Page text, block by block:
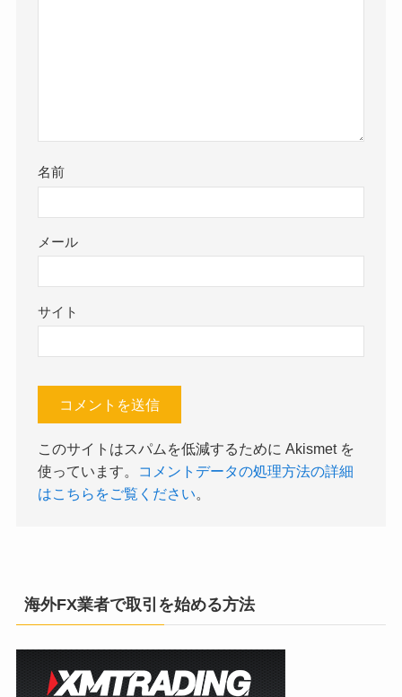
名前
メール
サイト
このサイトはスパムを低減するために Akismet を
使っています。
コメントデータの処理方法の詳細
はこちらをご覧ください。
海外FX業者で取引を始める方法